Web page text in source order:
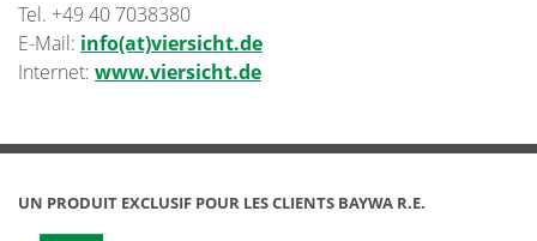
Tel. +49 40 7038380
E-Mail: info(at)viersicht.de
Internet: www.viersicht.de
UN PRODUIT EXCLUSIF POUR LES CLIENTS BAYWA R.E.